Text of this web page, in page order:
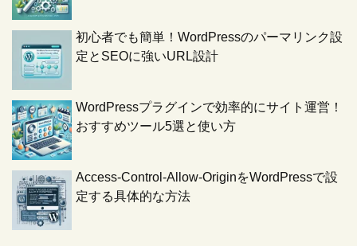
初心者でも簡単！WordPressのパーマリンク設
定とSEOに強いURL設計
WordPressプラグインで効率的にサイト運営！
おすすめツール5選と使い方
Access-Control-Allow-OriginをWordPressで設
定する具体的な方法